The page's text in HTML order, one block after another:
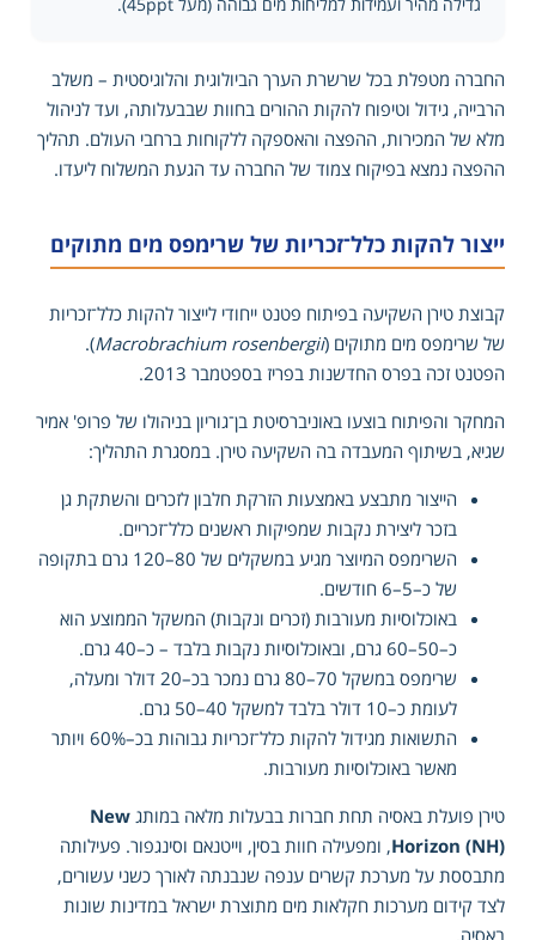
החברה מטפלת בכל שרשרת הערך הביולוגית והלוגיסטית – משלב
הרבייה, גידול וטיפוח להקות ההורים בחוות שבבעלותה, ועד לניהול
מלא של המכירות, ההפצה והאספקה ללקוחות ברחבי העולם. תהליך
ההפצה נמצא בפיקוח צמוד של החברה עד הגעת המשלוח ליעדו.
ייצור להקות כלל־זכריות של שרימפס מים מתוקים
קבוצת טירן השקיעה בפיתוח פטנט ייחודי לייצור להקות כלל־זכריות
של שרימפס מים מתוקים (Macrobrachium rosenbergii
).
הפטנט זכה בפרס החדשנות בפריז בספטמבר 2013.
המחקר והפיתוח בוצעו באוניברסיטת בן־גוריון בניהולו של פרופ' אמיר
שגיא, בשיתוף המעבדה בה השקיעה טירן. במסגרת התהליך:
הייצור מתבצע באמצעות הזרקת חלבון לזכרים והשתקת גן
בזכר ליצירת נקבות שמפיקות ראשנים כלל־זכריים.
השרימפס המיוצר מגיע במשקלים של 80–120 גרם בתקופה
של כ–5–6 חודשים.
באוכלוסיות מעורבות (זכרים ונקבות) המשקל הממוצע הוא
כ–50–60 גרם, ובאוכלוסיות נקבות בלבד – כ–40 גרם.
שרימפס במשקל 70–80 גרם נמכר בכ–20 דולר ומעלה,
לעומת כ–10 דולר בלבד למשקל 40–50 גרם.
התשואות מגידול להקות כלל־זכריות גבוהות בכ–60% ויותר
מאשר באוכלוסיות מעורבות.
טירן פועלת באסיה תחת חברות בבעלות מלאה במותג New
Horizon (NH), ומפעילה חוות בסין, וייטנאם וסינגפור. פעילותה
מתבססת על מערכת קשרים ענפה שנבנתה לאורך כשני עשורים,
לצד קידום מערכות חקלאות מים מתוצרת ישראל במדינות שונות